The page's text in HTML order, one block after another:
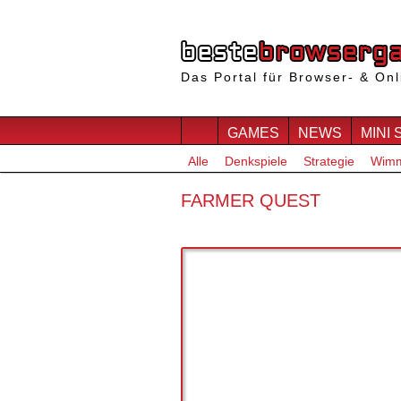
Das Portal für Browser- &
GAMES NEWS MINI
Alle Denkspiele Strategie
FARMER QUEST